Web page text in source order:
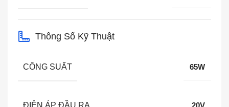
Thông Số Kỹ Thuật
CÔNG SUẤT 65W
ĐIỆN ÁP ĐẦU RA